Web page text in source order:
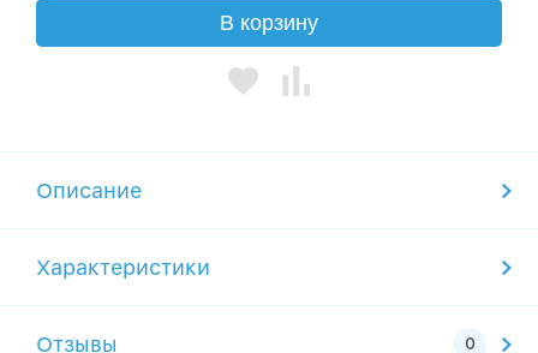
В корзину
Описание
Характеристики
Отзывы